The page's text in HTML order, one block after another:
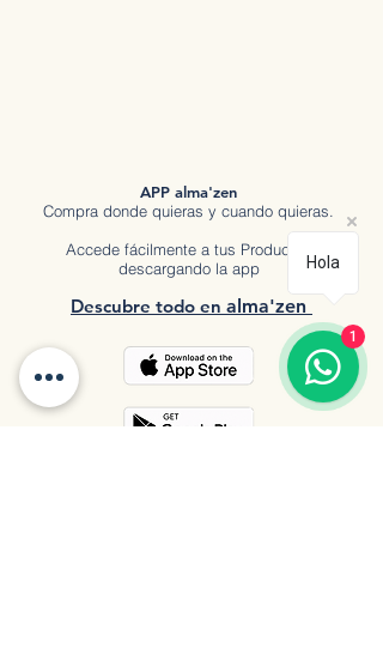
APP alma'zen
Compra donde quieras y cuando quieras.
Accede fácilmente a tus Productos
descargando la app
Descubre todo en a lma'zen
Hola
1